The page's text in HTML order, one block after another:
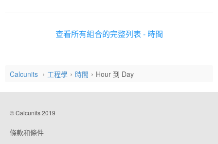
查看所有組合的完整列表 - 時間
Calcunits 工程學 時間 Hour 到 Day
© Calcunits 2019
條款和條件